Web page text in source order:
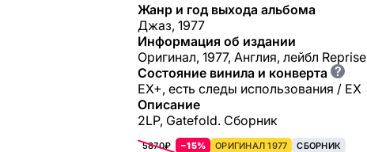
Жанр и год выхода альбома
Джаз, 1977
Информация об издании
Оригинал, 1977, Англия, лейбл Reprise
Состояние винила и конверта ?
EX+, есть следы использования / EX
Описание
2LP, Gatefold. Сборник
5870₽ −15% ОРИГИНАЛ 1977 СБОРНИК